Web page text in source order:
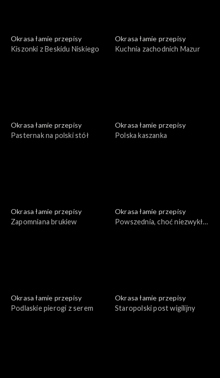
Okrasa łamie przepisy
Kiszonki z Beskidu Niskiego
Okrasa łamie przepisy
Kuchnia zachodnich Mazur
Okrasa łamie przepisy
Pasternak na polski stół
Okrasa łamie przepisy
Polska kaszanka
Okrasa łamie przepisy
Zapomniana brukiew
Okrasa łamie przepisy
Powszednia, choć niezwykła
Okrasa łamie przepisy
Podlaskie pierogi z serem
Okrasa łamie przepisy
Staropolski post wigilijny